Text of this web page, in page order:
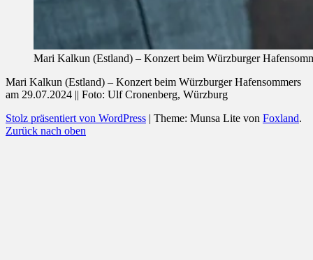
Mari Kalkun (Estland) – Konzert beim Würzburger
Mari Kalkun (Estland) – Konzert beim Würzburger Hafensommers
am 29.07.2024 || Foto: Ulf Cronenberg, Würzburg
Stolz präsentiert von WordPress | Theme: Munsa Lite von Foxland.
Zurück nach oben